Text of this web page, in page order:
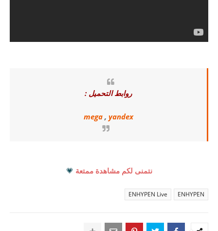
روابط التحميل :
mega, yandex
نتمنى لكم مشاهدة ممتعة 💗
ENHYPEN
ENHYPEN Live